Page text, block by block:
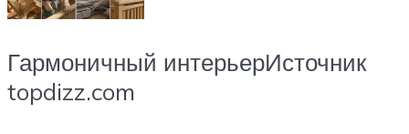
Гармоничный интерьерИсточник
topdizz.com